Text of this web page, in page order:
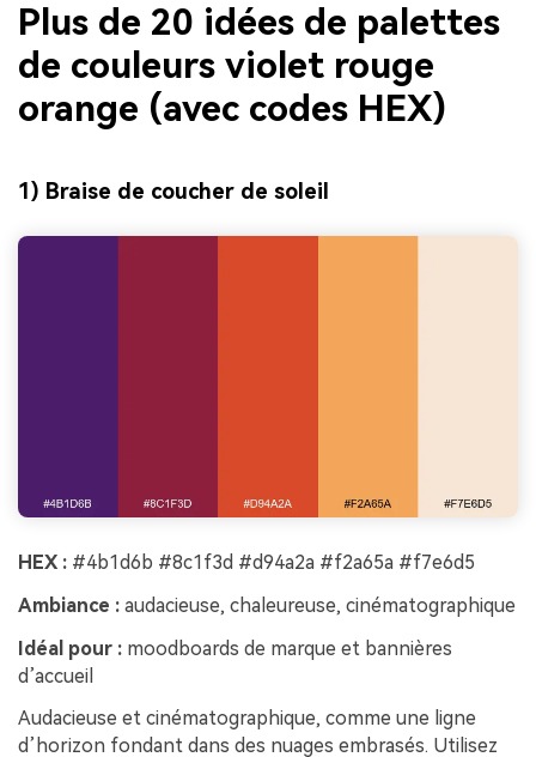
Plus de 20 idées de palettes
de couleurs violet rouge
orange (avec codes HEX)
1) Braise de coucher de soleil
HEX : #4b1d6b #8c1f3d #d94a2a #f2a65a #f7e6d5
Ambiance : audacieuse, chaleureuse, cinématographique
Idéal pour : moodboards de marque et bannières
d’accueil
Audacieuse et cinématographique, comme une ligne
d’horizon fondant dans des nuages embrasés. Utilisez